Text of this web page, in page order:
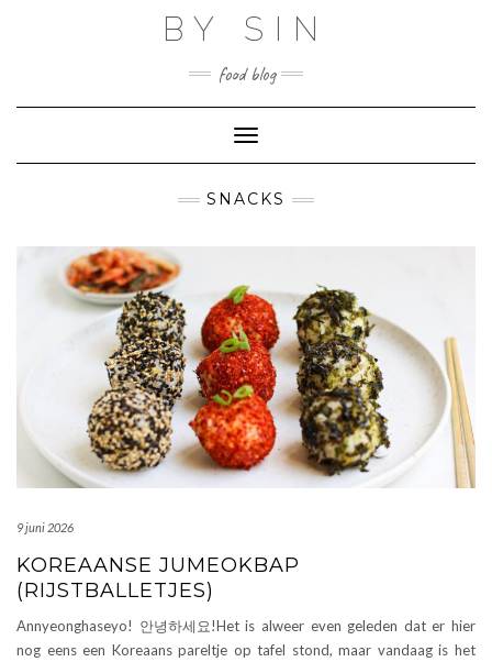
BY SIN
food blog
Toggle Navigation
SNACKS
9 juni 2026
KOREAANSE JUMEOKBAP
(RIJSTBALLETJES)
Annyeonghaseyo! 안녕하세요!Het is alweer even geleden dat er hier
nog eens een Koreaans pareltje op tafel stond, maar vandaag is het